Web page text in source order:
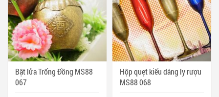
Bật lửa Trống Đồng MS88
067
Hộp quẹt kiểu dáng ly rượu
MS88 068